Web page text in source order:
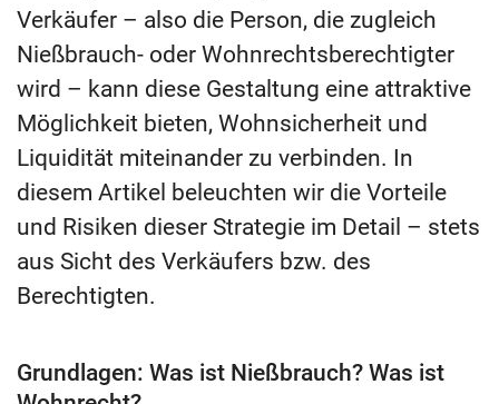
Verkäufer – also die Person, die zugleich
Nießbrauch- oder Wohnrechtsberechtigter
wird – kann diese Gestaltung eine attraktive
Möglichkeit bieten, Wohnsicherheit und
Liquidität miteinander zu verbinden. In
diesem Artikel beleuchten wir die Vorteile
und Risiken dieser Strategie im Detail – stets
aus Sicht des Verkäufers bzw. des
Berechtigten.
Grundlagen: Was ist Nießbrauch? Was ist